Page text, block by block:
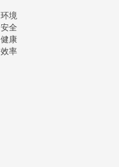
环境
安全
健康
效率